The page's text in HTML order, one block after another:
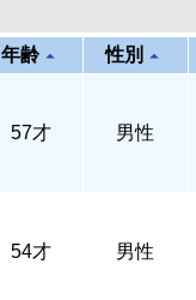
年齢arrow_drop_up 性別 arrow_drop_up
57才 男性
54才 男性